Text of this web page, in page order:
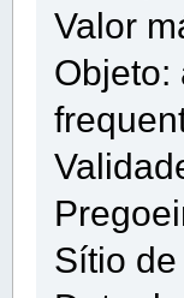
Valor
Objeto:
Sítio